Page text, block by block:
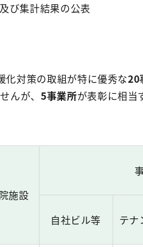
び集計結果の公表
化対策の取組が特に優秀な20
んが、5事業所が表彰に相当
施設
自社ビル等
テナ